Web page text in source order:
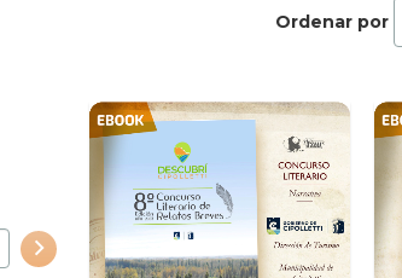
Ordenar por